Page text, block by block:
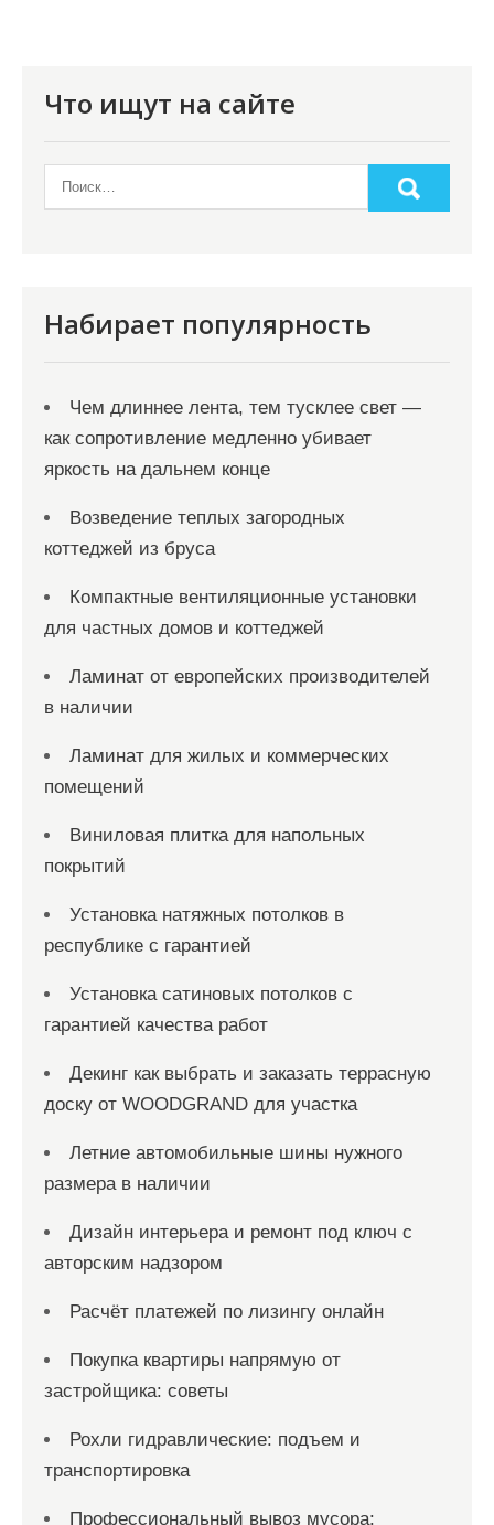
Что ищут на сайте
Набирает популярность
Чем длиннее лента, тем тусклее свет —
как сопротивление медленно убивает
яркость на дальнем конце
Возведение теплых загородных
коттеджей из бруса
Компактные вентиляционные установки
для частных домов и коттеджей
Ламинат от европейских производителей
в наличии
Ламинат для жилых и коммерческих
помещений
Виниловая плитка для напольных
покрытий
Установка натяжных потолков в
республике с гарантией
Установка сатиновых потолков с
гарантией качества работ
Декинг как выбрать и заказать террасную
доску от WOODGRAND для участка
Летние автомобильные шины нужного
размера в наличии
Дизайн интерьера и ремонт под ключ с
авторским надзором
Расчёт платежей по лизингу онлайн
Покупка квартиры напрямую от
застройщика: советы
Рохли гидравлические: подъем и
транспортировка
Профессиональный вывоз мусора: